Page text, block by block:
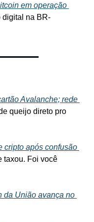
em operação
digital na BR-
Avalanche; rede
queijo direto pro
cripto após confusão
taxou. Foi você
da União avança no